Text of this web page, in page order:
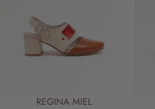
REGINA MIEL